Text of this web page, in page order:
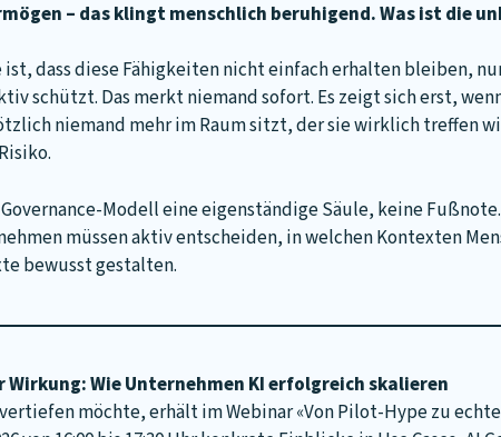
– das klingt menschlich beruhigend. Was ist die
dass diese Fähigkeiten nicht einfach erhalten bleiben,
schützt. Das merkt niemand sofort. Es zeigt sich erst,
niemand mehr im Raum sitzt, der sie wirklich treffen
Modell eine eigenständige Säule, keine
müssen aktiv entscheiden, in welchen Kontexten
bewusst gestalten.
Wie Unternehmen KI erfolgreich skalieren
möchte, erhält im Webinar «Von Pilot-Hype zu